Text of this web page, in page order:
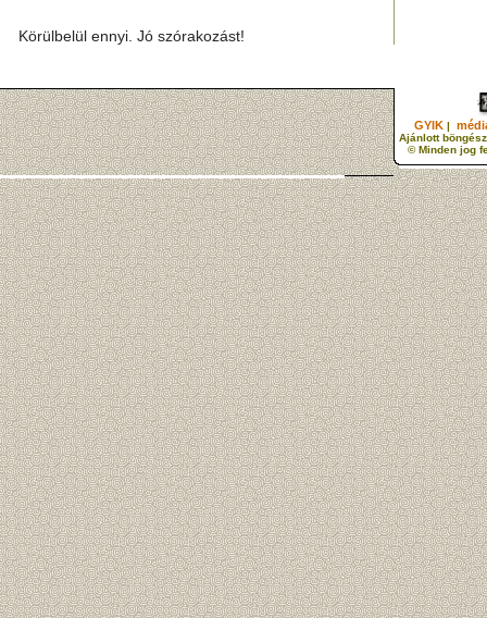
Körülbelül ennyi. Jó szórakozást!
GYIK |
Ajánlott
© Minden jog